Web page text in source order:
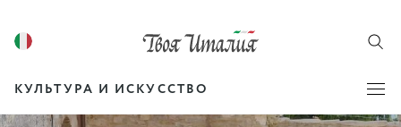
КУЛЬТУРА И ИСКУССТВО